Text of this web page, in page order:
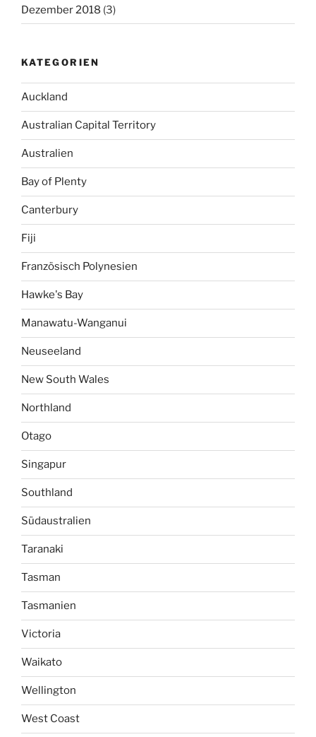
Dezember 2018 (3)
KATEGORIEN
Auckland
Australian Capital Territory
Australien
Bay of Plenty
Canterbury
Fiji
Französisch Polynesien
Hawke's Bay
Manawatu-Wanganui
Neuseeland
New South Wales
Northland
Otago
Singapur
Southland
Südaustralien
Taranaki
Tasman
Tasmanien
Victoria
Waikato
Wellington
West Coast